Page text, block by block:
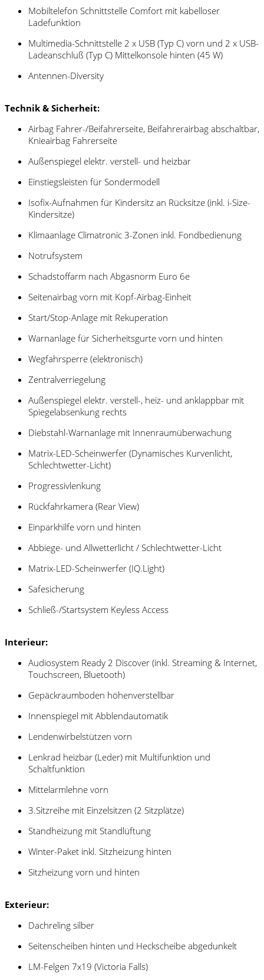
Mobiltelefon Schnittstelle Comfort mit kabelloser
Ladefunktion
Multimedia-Schnittstelle 2 x USB (Typ C) vorn und 2 x USB-
Ladeanschluß (Typ C) Mittelkonsole hinten (45 W)
Antennen-Diversity
Technik & Sicherheit:
Airbag Fahrer-/Beifahrerseite, Beifahrerairbag abschaltbar,
Knieairbag Fahrerseite
Außenspiegel elektr. verstell- und heizbar
Einstiegsleisten für Sondermodell
Isofix-Aufnahmen für Kindersitz an Rücksitze (inkl. i-Size-
Kindersitze)
Klimaanlage Climatronic 3-Zonen inkl. Fondbedienung
Notrufsystem
Schadstoffarm nach Abgasnorm Euro 6e
Seitenairbag vorn mit Kopf-Airbag-Einheit
Start/Stop-Anlage mit Rekuperation
Warnanlage für Sicherheitsgurte vorn und hinten
Wegfahrsperre (elektronisch)
Zentralverriegelung
Außenspiegel elektr. verstell-, heiz- und anklappbar mit
Spiegelabsenkung rechts
Diebstahl-Warnanlage mit Innenraumüberwachung
Matrix-LED-Scheinwerfer (Dynamisches Kurvenlicht,
Schlechtwetter-Licht)
Progressivlenkung
Rückfahrkamera (Rear View)
Einparkhilfe vorn und hinten
Abbiege- und Allwetterlicht / Schlechtwetter-Licht
Matrix-LED-Scheinwerfer (IQ.Light)
Safesicherung
Schließ-/Startsystem Keyless Access
Interieur:
Audiosystem Ready 2 Discover (inkl. Streaming & Internet,
Touchscreen, Bluetooth)
Gepäckraumboden höhenverstellbar
Innenspiegel mit Abblendautomatik
Lendenwirbelstützen vorn
Lenkrad heizbar (Leder) mit Multifunktion und
Schaltfunktion
Mittelarmlehne vorn
3.Sitzreihe mit Einzelsitzen (2 Sitzplätze)
Standheizung mit Standlüftung
Winter-Paket inkl. Sitzheizung hinten
Sitzheizung vorn und hinten
Exterieur:
Dachreling silber
Seitenscheiben hinten und Heckscheibe abgedunkelt
LM-Felgen 7x19 (Victoria Falls)